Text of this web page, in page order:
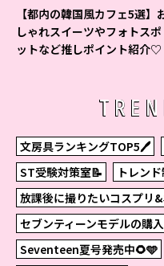
【都内の韓国風カフェ5選】
しゃれスイーツやフォトスポ
ットなど推しポイント紹介♡
文房具ランキングTOP5🖊
ST受験対策室📝
トレン
放課後に撮りたいコスプリ&
セブンティーンモデルの購
Seventeen夏号発売中🌻🩵